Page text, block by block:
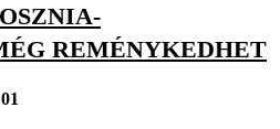
REMÉNYKEDHET